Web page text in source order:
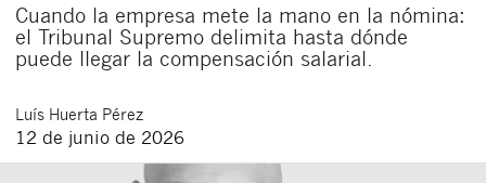
Cuando la empresa mete la mano en la nómina:
el Tribunal Supremo delimita hasta dónde
puede llegar la compensación salarial.
Luís Huerta Pérez
12 de junio de 2026